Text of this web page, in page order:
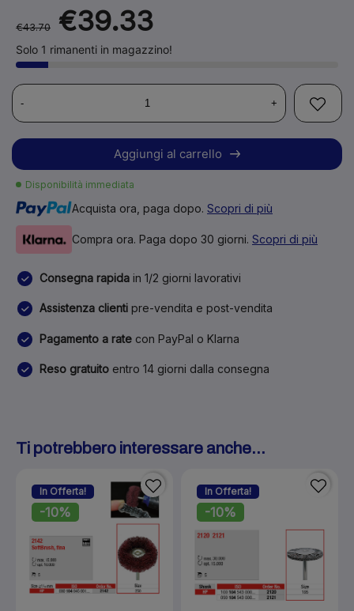
€43.70 €39.33
Solo 1 rimanenti in magazzino!
- +
Aggiungi al carrello
Disponibilità immediata
Acquista ora, paga dopo. Scopri di più
Compra ora. Paga dopo 30 giorni. Scopri di più
Consegna rapida in 1/2 giorni lavorativi
Assistenza clienti pre-vendita e post-vendita
Pagamento a rate con PayPal o Klarna
Reso gratuito entro 14 giorni dalla consegna
Ti potrebbero interessare anche...
In Offerta!
-10%
In Offerta!
-10%